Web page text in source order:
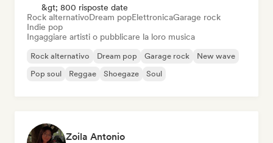
&gt; 800 risposte date
Rock alternativoDream popElettronicaGarage rock
Indie pop
Ingaggiare artisti o pubblicare la loro musica
Rock alternativo Dream pop Garage rock
New wave
Pop soul
Reggae Shoegaze Soul
Zoila Antonio